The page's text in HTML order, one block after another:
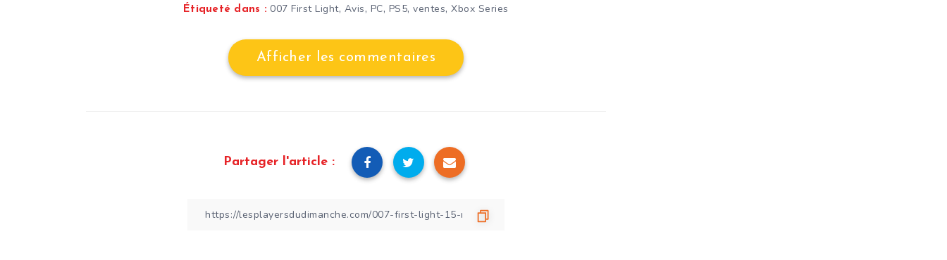
Étiqueté dans : 007 First Light, Avis, PC, PS5,ventes,Xbox Series
Afficher les commentaires
Partager l'article :